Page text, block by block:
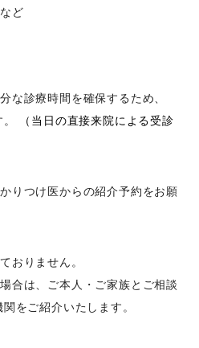
ど
な診療時間を確保するため、
（当日の直接来院による受診
りつけ医からの紹介予約をお願
おりません。
合は、ご本人・ご家族とご相談
をご紹介いたします。